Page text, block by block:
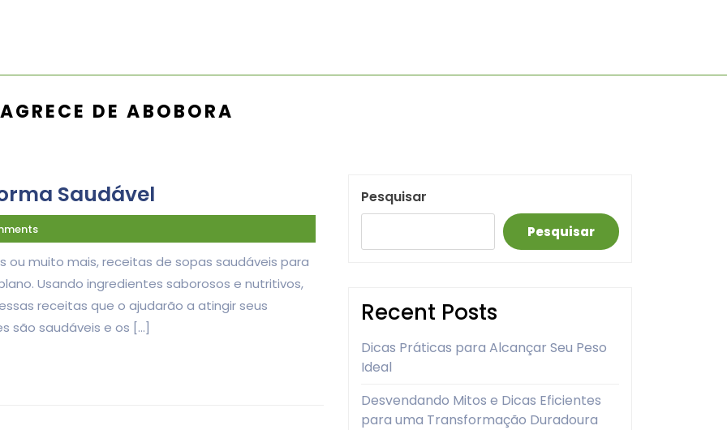
DE ABOBORA
Saudável
muito mais, receitas de sopas saudáveis para
Usando ingredientes saborosos e nutritivos,
receitas que o ajudarão a atingir seus
são saudáveis e os […]
Pesquisar
Pesquisar
Recent Posts
Dicas Práticas para Alcançar Seu Peso
Ideal
Desvendando Mitos e Dicas Eficientes
para uma Transformação Duradoura